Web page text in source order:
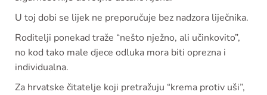
U toj dobi se lijek ne preporučuje bez nadzora liječnika.
Roditelji ponekad traže “nešto nježno, ali učinkovito”,
no kod tako male djece odluka mora biti oprezna i
individualna.
Za hrvatske čitatelje koji pretražuju “krema protiv uši”,